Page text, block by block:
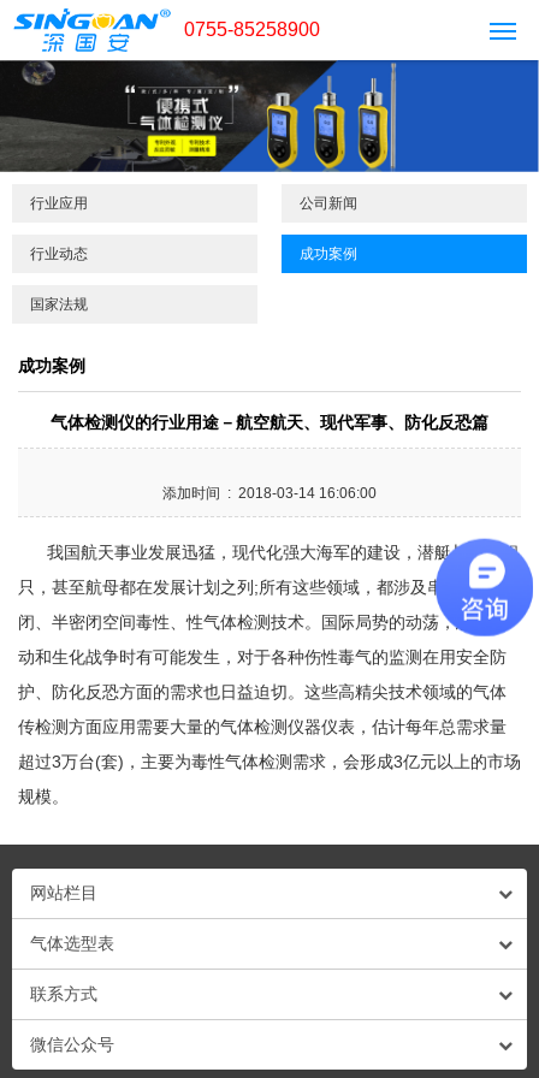
0755-85258900
行业应用 公司新闻
行业动态 成功案例
国家法规
成功案例
气体检测仪的行业用途－航空航天、现代军事、防化反恐篇
添加时间 : 2018-03-14 16:06:00
我国航天事业发展迅猛，现代化强大海军的建设，潜艇与水面舰
只，甚至航母都在发展计划之列;所有这些领域，都涉及串舱等密
闭、半密闭空间毒性、性气体检测技术。国际局势的动荡，恐怖活
动和生化战争时有可能发生，对于各种伤性毒气的监测在用安全防
护、防化反恐方面的需求也日益迫切。这些高精尖技术领域的气体
传检测方面应用需要大量的气体检测仪器仪表，估计每年总需求量
超过3万台(套)，主要为毒性气体检测需求，会形成3亿元以上的市场
规模。
网站栏目
气体选型表
联系方式
微信公众号